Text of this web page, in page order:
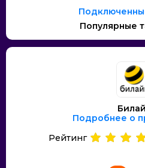
Популярные
Подробнее о
Рейтинг